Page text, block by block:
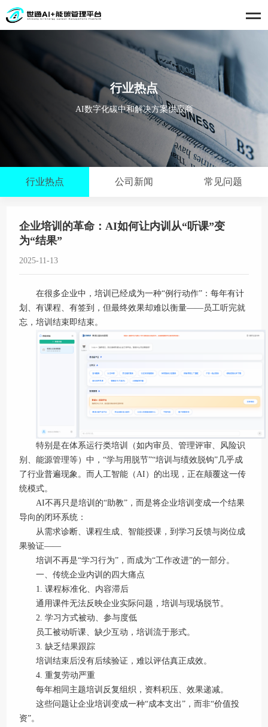
行业热点
AI数字化碳中和解决方案供应商
行业热点 公司新闻 常见问题
企业培训的革命：AI如何让内训从“听课”变
为“结果”
2025-11-13
在很多企业中，培训已经成为一种“例行动作”：每年有计
划、有课程、有签到，但最终效果却难以衡量——员工听完就
忘，培训结束即结束。
特别是在体系运行类培训（如内审员、管理评审、风险识
别、能源管理等）中，“学与用脱节”“培训与绩效脱钩”几乎成
了行业普遍现象。 而人工智能（ AI ）的出现，正在颠覆这一传
统模式。
AI不再只是培训的“助教”，而是将企业培训变成一个结果
导向的闭环系统：
从需求诊断、课程生成、智能授课，到学习反馈与岗位成
果验证——
培训不再是“学习行为”，而成为“工作改进”的一部分。
一、传统企业内训的四大痛点
1. 课程标准化、内容滞后
通用课件无法反映企业实际问题，培训与现场脱节。
2. 学习方式被动、参与度低
员工被动听课、缺少互动，培训流于形式。
3. 缺乏结果跟踪
培训结束后没有后续验证，难以评估真正成效。
4. 重复劳动严重
每年相同主题培训反复组织，资料积压、效果递减。
这些问题让企业培训变成一种“成本支出”，而非“价值投
资”。